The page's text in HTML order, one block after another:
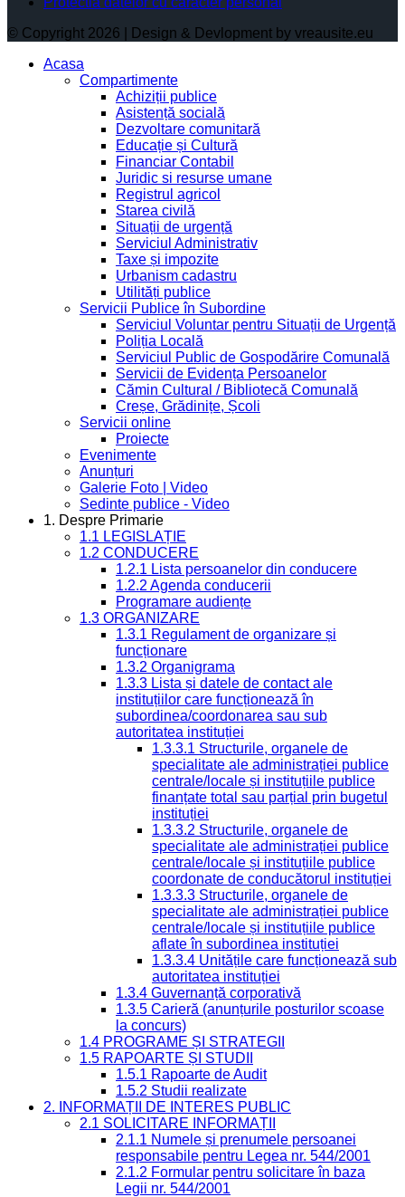
© Copyright 2026 | Design & Devlopment by vreausite.eu
Acasa
Compartimente
Achiziții publice
Asistență socială
Dezvoltare comunitară
Educație și Cultură
Financiar Contabil
Juridic si resurse umane
Registrul agricol
Starea civilă
Situații de urgență
Serviciul Administrativ
Taxe și impozite
Urbanism cadastru
Utilități publice
Servicii Publice în Subordine
Serviciul Voluntar pentru Situații de Urgență
Poliția Locală
Serviciul Public de Gospodărire Comunală
Servicii de Evidența Persoanelor
Cămin Cultural / Bibliotecă Comunală
Creșe, Grădinițe, Școli
Servicii online
Proiecte
Evenimente
Anunțuri
Galerie Foto | Video
Sedinte publice - Video
1. Despre Primarie
1.1 LEGISLAȚIE
1.2 CONDUCERE
1.2.1 Lista persoanelor din conducere
1.2.2 Agenda conducerii
Programare audiențe
1.3 ORGANIZARE
1.3.1 Regulament de organizare și
funcționare
1.3.2 Organigrama
1.3.3 Lista și datele de contact ale
instituțiilor care funcționează în
subordinea/coordonarea sau sub
autoritatea instituției
1.3.3.1 Structurile, organele de
specialitate ale administrației publice
centrale/locale și instituțiile publice
finanțate total sau parțial prin bugetul
instituției
1.3.3.2 Structurile, organele de
specialitate ale administrației publice
centrale/locale și instituțiile publice
coordonate de conducătorul instituției
1.3.3.3 Structurile, organele de
specialitate ale administrației publice
centrale/locale și instituțiile publice
aflate în subordinea instituției
1.3.3.4 Unitățile care funcționează sub
autoritatea instituției
1.3.4 Guvernanță corporativă
1.3.5 Carieră (anunțurile posturilor scoase
la concurs)
1.4 PROGRAME ȘI STRATEGII
1.5 RAPOARTE ȘI STUDII
1.5.1 Rapoarte de Audit
1.5.2 Studii realizate
2. INFORMAȚII DE INTERES PUBLIC
2.1 SOLICITARE INFORMAȚII
2.1.1 Numele și prenumele persoanei
responsabile pentru Legea nr. 544/2001
2.1.2 Formular pentru solicitare în baza
Legii nr. 544/2001